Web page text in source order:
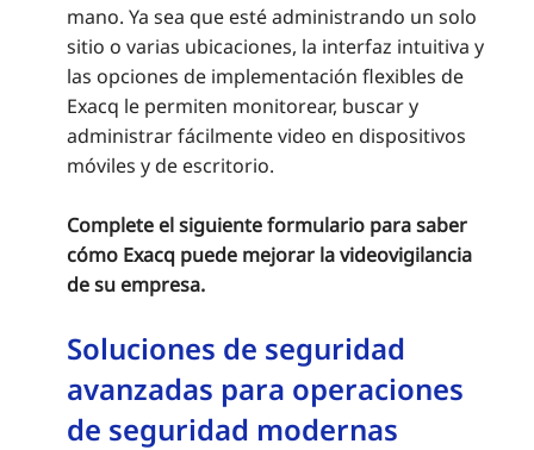
mano. Ya sea que esté administrando un solo
sitio o varias ubicaciones, la interfaz intuitiva y
las opciones de implementación flexibles de
Exacq le permiten monitorear, buscar y
administrar fácilmente video en dispositivos
móviles y de escritorio.
Complete el siguiente formulario para saber
cómo Exacq puede mejorar la videovigilancia
de su empresa.
Soluciones de seguridad
avanzadas para operaciones
de seguridad modernas